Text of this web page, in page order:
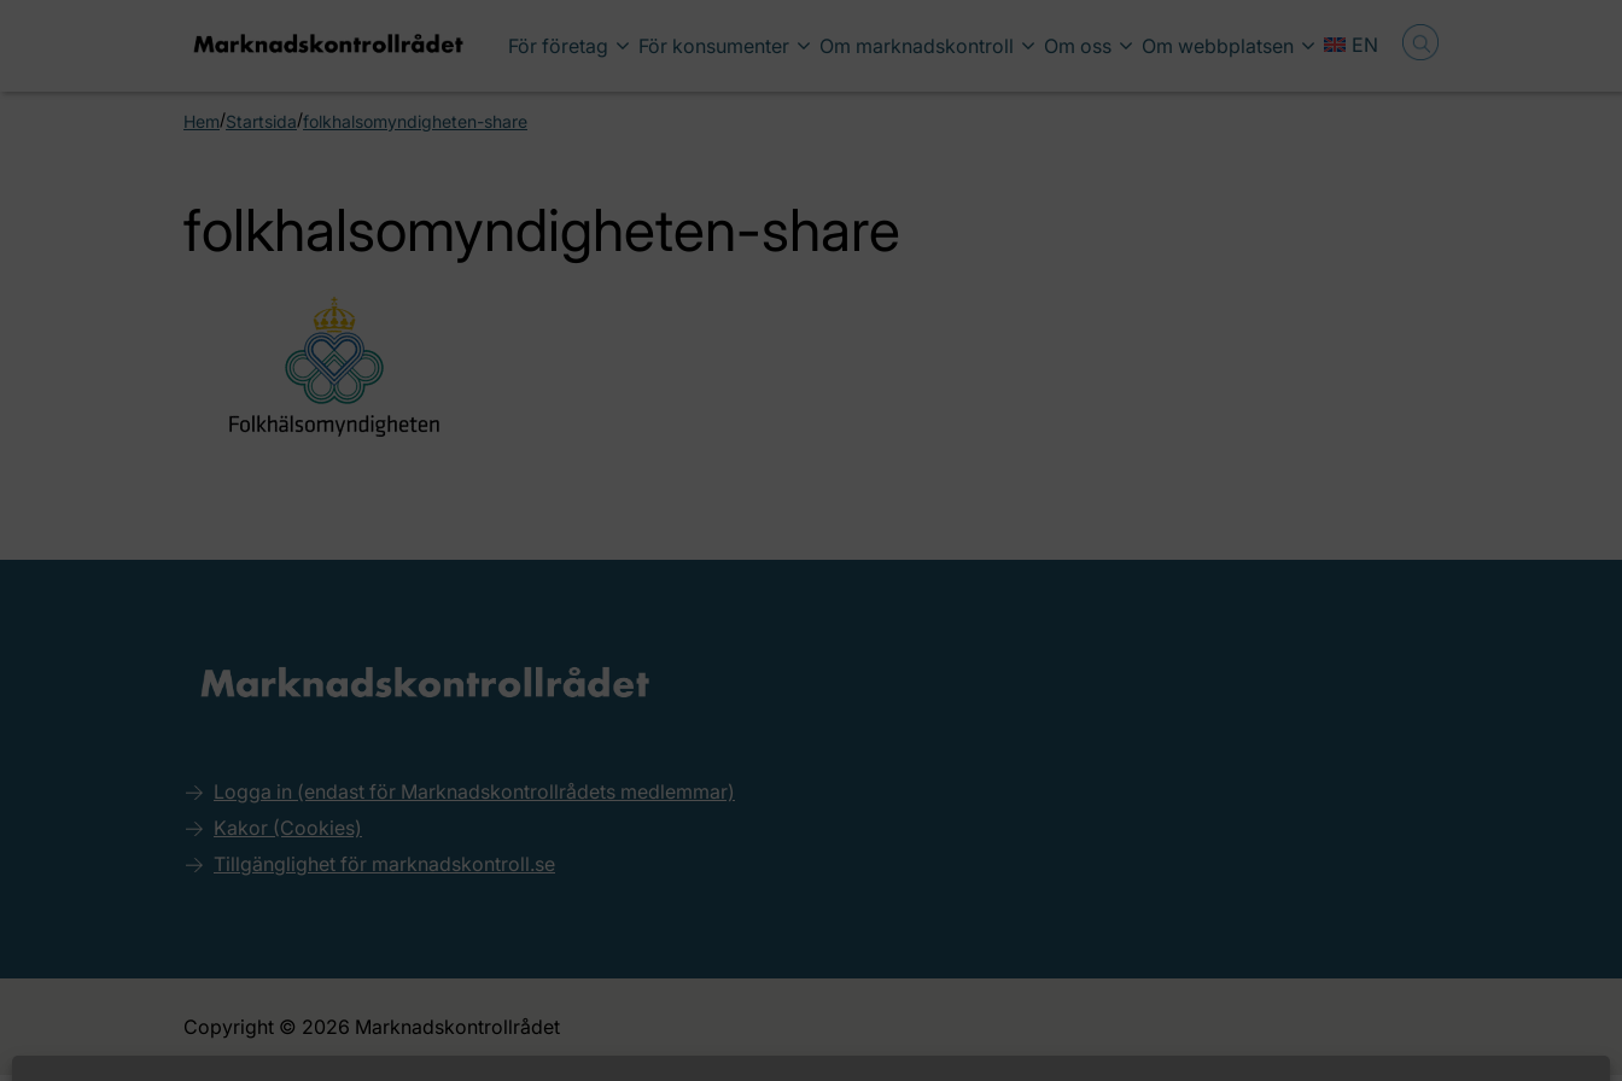
För företag För konsumenter Om marknadskontroll Om oss Om webbplatsen EN
Hem/Startsida/folkhalsomyndigheten-share
folkhalsomyndigheten-share
Logga in (endast för Marknadskontrollrådets medlemmar)
Kakor (Cookies)
Tillgänglighet för marknadskontroll.se
Copyright © 2026 Marknadskontrollrådet